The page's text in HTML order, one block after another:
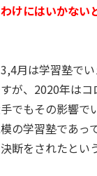
けにはいかない
3,4月は学習塾で
が、 2020年はコ
でもその影響で
の学習塾であっ
断をされたとい